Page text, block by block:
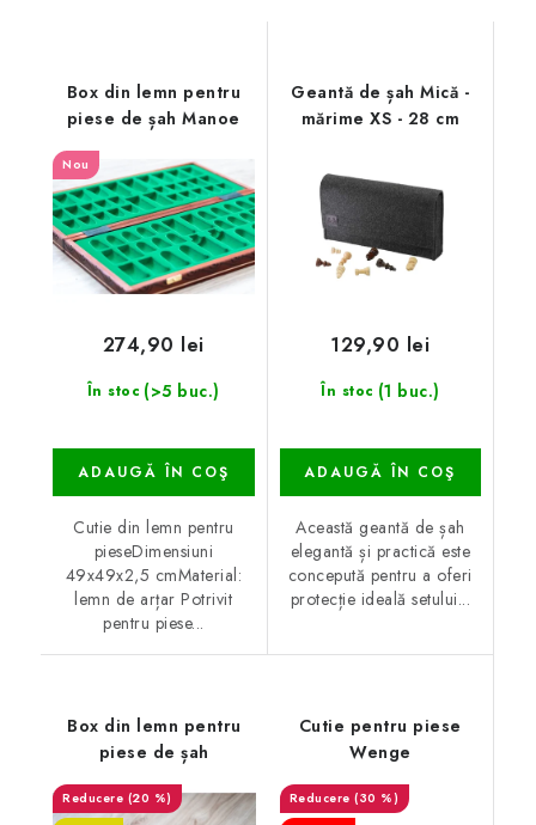
Box din lemn pentru
piese de șah Manoe
Nou
În stoc (>5 buc.)
274,90 lei
ADAUGĂ ÎN COŞ
Cutie din lemn pentru
pieseDimensiuni
49x49x2,5 cmMaterial:
lemn de arțar Potrivit
pentru piese...
Geantă de șah Mică -
mărime XS - 28 cm
În stoc (1 buc.)
129,90 lei
ADAUGĂ ÎN COŞ
Această geantă de șah
elegantă și practică este
concepută pentru a oferi
protecție ideală setului...
Box din lemn pentru
piese de șah
(20 %)
Cutie pentru piese
Wenge
(30 %)